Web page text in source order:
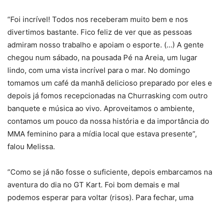
“Foi incrível! Todos nos receberam muito bem e nos
divertimos bastante. Fico feliz de ver que as pessoas
admiram nosso trabalho e apoiam o esporte. (…) A gente
chegou num sábado, na pousada Pé na Areia, um lugar
lindo, com uma vista incrível para o mar. No domingo
tomamos um café da manhã delicioso preparado por eles e
depois já fomos recepcionadas na Churrasking com outro
banquete e música ao vivo. Aproveitamos o ambiente,
contamos um pouco da nossa história e da importância do
MMA feminino para a mídia local que estava presente”,
falou Melissa.
“Como se já não fosse o suficiente, depois embarcamos na
aventura do dia no GT Kart. Foi bom demais e mal
podemos esperar para voltar (risos). Para fechar, uma